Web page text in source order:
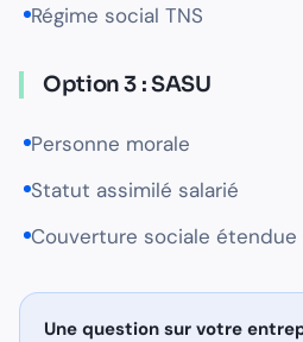
Régime social TNS
Option 3 : SASU
Personne morale
Statut assimilé salarié
Couverture sociale étendue
Une question sur votre